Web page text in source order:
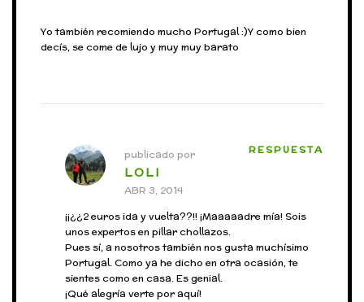
Yo también recomiendo mucho Portugal :)Y como bien
decís, se come de lujo y muy muy barato
publicado por
LOLI
ABR 3, 2014
RESPUESTA
¡¡¿¿2 euros ida y vuelta??!! ¡Maaaaadre mía! Sois
unos expertos en pillar chollazos.
Pues sí, a nosotros también nos gusta muchísimo
Portugal. Como ya he dicho en otra ocasión, te
sientes como en casa. Es genial.
¡Qué alegría verte por aquí!